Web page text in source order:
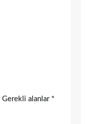
Gerekli alanlar *